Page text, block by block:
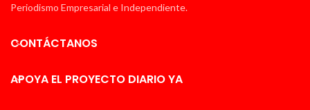
Periodismo Empresarial e Independiente.
CONTÁCTANOS
APOYA EL PROYECTO DIARIO YA